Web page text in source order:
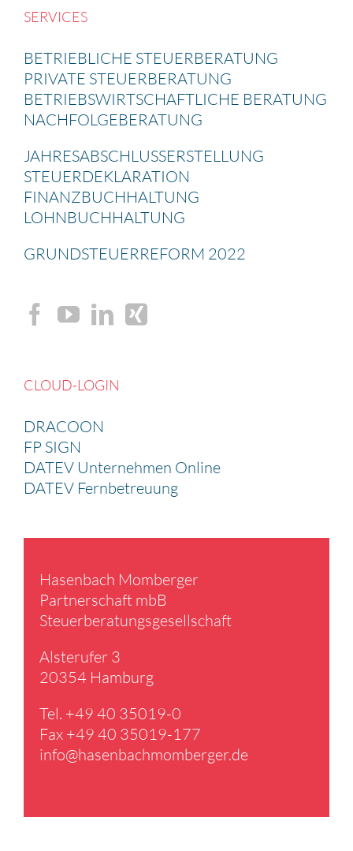
SERVICES
BETRIEB­LICHE STEUER­BE­RA­TUNG
PRIVATE STEUER­BE­RA­TUNG
BETRIEBS­WIRT­SCHAFT­LICHE BERATUNG
NACHFOL­GE­BE­RA­TUNG
JAHRES­AB­SCHLUSS­ERSTEL­LUNG
STEUER­DE­KLA­RA­TION
FINANZ­BUCH­HAL­TUNG
LOHNBUCH­HAL­TUNG
GRUND­STEU­ER­RE­FORM 2022
CLOUD-LOGIN
DRACOON
FP SIGN
DATEV Unternehmen Online
DATEV Fernbetreuung
Hasen­bach Momberger
Partner­schaft mbB
Steuer­be­ra­tungs­ge­sell­schaft
Alster­ufer 3
20354 Hamburg
Tel. +49 40 35019-0
Fax +49 40 35019-177
info@​hasenbachmomberger.​de